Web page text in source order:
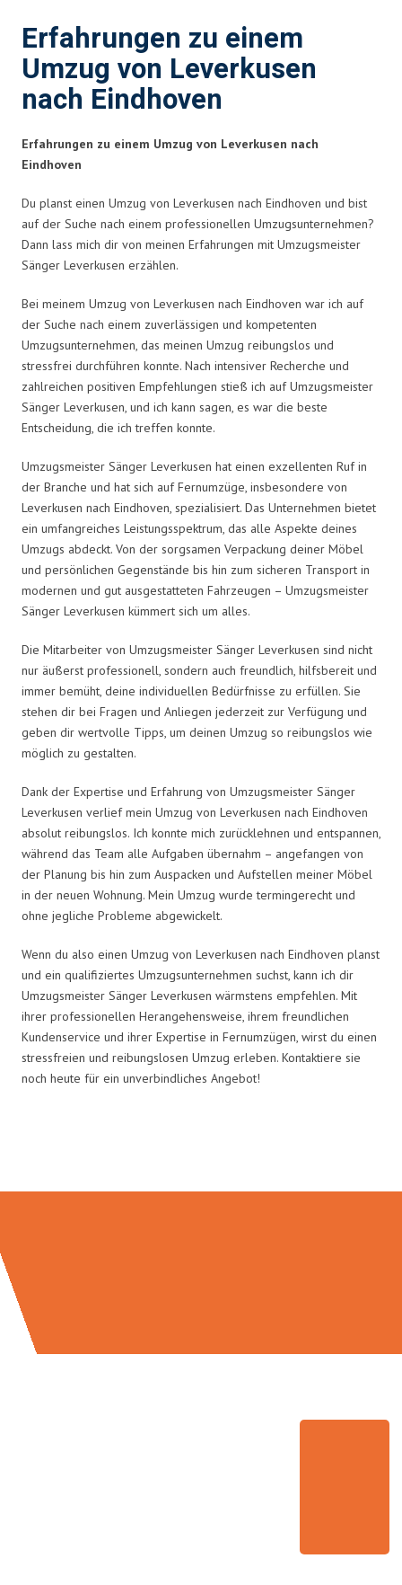
Erfahrungen zu einem
Umzug von Leverkusen
nach Eindhoven
Erfahrungen zu einem Umzug von Leverkusen nach
Eindhoven
Du planst einen Umzug von Leverkusen nach Eindhoven und bist
auf der Suche nach einem professionellen Umzugsunternehmen?
Dann lass mich dir von meinen Erfahrungen mit Umzugsmeister
Sänger Leverkusen erzählen.
Bei meinem Umzug von Leverkusen nach Eindhoven war ich auf
der Suche nach einem zuverlässigen und kompetenten
Umzugsunternehmen, das meinen Umzug reibungslos und
stressfrei durchführen konnte. Nach intensiver Recherche und
zahlreichen positiven Empfehlungen stieß ich auf Umzugsmeister
Sänger Leverkusen, und ich kann sagen, es war die beste
Entscheidung, die ich treffen konnte.
Umzugsmeister Sänger Leverkusen hat einen exzellenten Ruf in
der Branche und hat sich auf Fernumzüge, insbesondere von
Leverkusen nach Eindhoven, spezialisiert. Das Unternehmen bietet
ein umfangreiches Leistungsspektrum, das alle Aspekte deines
Umzugs abdeckt. Von der sorgsamen Verpackung deiner Möbel
und persönlichen Gegenstände bis hin zum sicheren Transport in
modernen und gut ausgestatteten Fahrzeugen – Umzugsmeister
Sänger Leverkusen kümmert sich um alles.
Die Mitarbeiter von Umzugsmeister Sänger Leverkusen sind nicht
nur äußerst professionell, sondern auch freundlich, hilfsbereit und
immer bemüht, deine individuellen Bedürfnisse zu erfüllen. Sie
stehen dir bei Fragen und Anliegen jederzeit zur Verfügung und
geben dir wertvolle Tipps, um deinen Umzug so reibungslos wie
möglich zu gestalten.
Dank der Expertise und Erfahrung von Umzugsmeister Sänger
Leverkusen verlief mein Umzug von Leverkusen nach Eindhoven
absolut reibungslos. Ich konnte mich zurücklehnen und entspannen,
während das Team alle Aufgaben übernahm – angefangen von
der Planung bis hin zum Auspacken und Aufstellen meiner Möbel
in der neuen Wohnung. Mein Umzug wurde termingerecht und
ohne jegliche Probleme abgewickelt.
Wenn du also einen Umzug von Leverkusen nach Eindhoven planst
und ein qualifiziertes Umzugsunternehmen suchst, kann ich dir
Umzugsmeister Sänger Leverkusen wärmstens empfehlen. Mit
ihrer professionellen Herangehensweise, ihrem freundlichen
Kundenservice und ihrer Expertise in Fernumzügen, wirst du einen
stressfreien und reibungslosen Umzug erleben. Kontaktiere sie
noch heute für ein unverbindliches Angebot!